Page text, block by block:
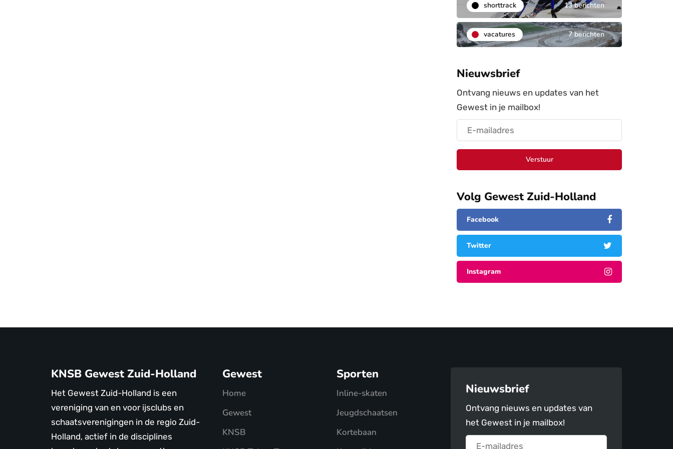
shorttrack 13 berichten
vacatures 7 berichten
Nieuwsbrief
Ontvang nieuws en updates van het
Gewest in je mailbox!
Verstuur
Volg Gewest Zuid-Holland
Facebook
Twitter
Instagram
KNSB Gewest Zuid-Holland
Het Gewest Zuid-Holland is een
vereniging van en voor ijsclubs en
schaatsverenigingen in de regio Zuid-
Holland, actief in de disciplines
Gewest
Home
Gewest
KNSB
Sporten
Inline-skaten
Jeugdschaatsen
Kortebaan
Nieuwsbrief
Ontvang nieuws en updates van
het Gewest in je mailbox!